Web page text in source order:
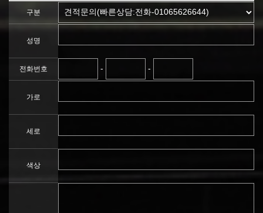
구분
성명
전화번호 - -
가로
세로
색상